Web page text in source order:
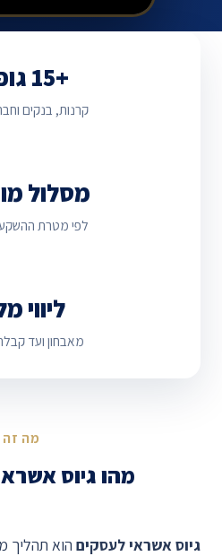
+15 גופים
קרנות, בנקים
מסלול
לפי מטרת
ליווי
מאבחון ועד
מה זה
מהו גיוס
גיוס אשראי לעסקים הוא תהליך